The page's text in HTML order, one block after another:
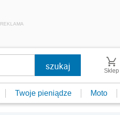
REKLAMA
Sklep
Twoje pieniądze Moto